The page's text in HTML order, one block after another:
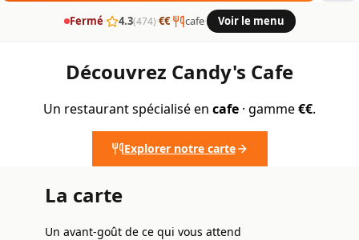
Fermé· 4.3(474)·€€· cafe· Voir le menu
Découvrez Candy's Cafe
Un restaurant spécialisé en cafe · gamme€€.
Explorer notre carte
La carte
Un avant-goût de ce qui vous attend